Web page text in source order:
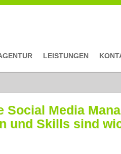
LEISTUNGEN
Social Media
und Skills sind